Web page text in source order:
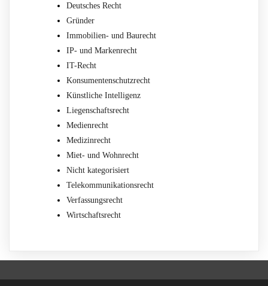
Deutsches Recht
Gründer
Immobilien- und Baurecht
IP- und Markenrecht
IT-Recht
Konsumentenschutzrecht
Künstliche Intelligenz
Liegenschaftsrecht
Medienrecht
Medizinrecht
Miet- und Wohnrecht
Nicht kategorisiert
Telekommunikationsrecht
Verfassungsrecht
Wirtschaftsrecht